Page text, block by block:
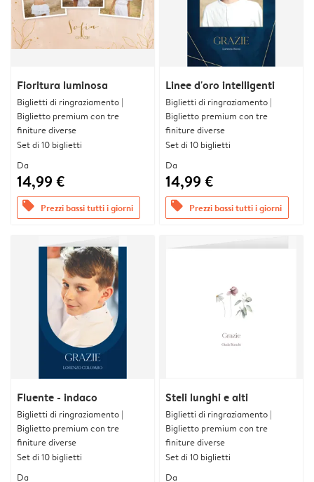
Fioritura luminosa
Biglietti di ringraziamento |
Biglietto premium con tre
finiture diverse
Set di 10 biglietti
Da
14,99 €
offers Prezzi bassi tutti i giorni
Linee d'oro intelligenti
Biglietti di ringraziamento |
Biglietto premium con tre
finiture diverse
Set di 10 biglietti
Da
14,99 €
offers Prezzi bassi tutti i giorni
Fluente - indaco
Biglietti di ringraziamento |
Biglietto premium con tre
finiture diverse
Set di 10 biglietti
Da
Steli lunghi e alti
Biglietti di ringraziamento |
Biglietto premium con tre
finiture diverse
Set di 10 biglietti
Da